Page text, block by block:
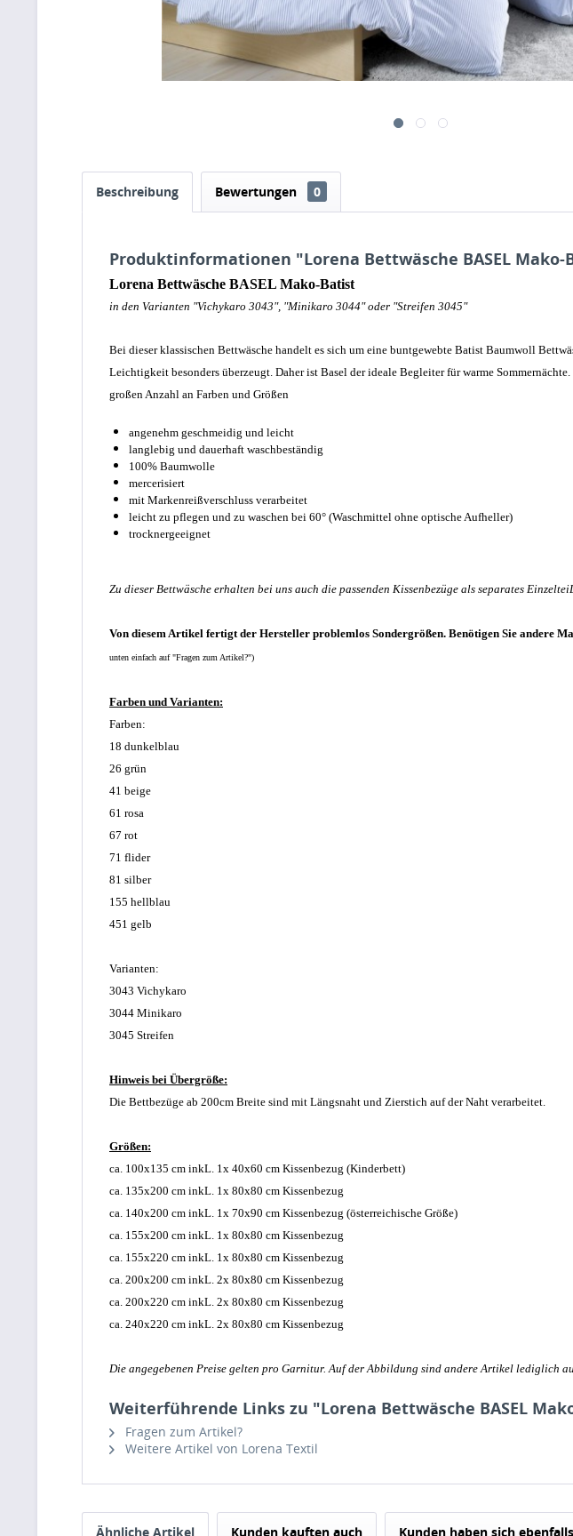
Beschreibung Bewertungen 0
Produktinformationen "Lorena Bettwäsche BASEL Mako-
Lorena Bettwäsche BASEL Mako-Batist
in den Varianten "Vichykaro 3043", "Minikaro 3044" oder "Streifen 3045"
Bei dieser klassischen Bettwäsche handelt es sich um eine buntgewebte Batist Baumwoll
Leichtigkeit besonders überzeugt. Daher ist Basel der ideale Begleiter für warme
großen Anzahl an Farben und Größen
angenehm geschmeidig und leicht
langlebig und dauerhaft waschbeständig
100% Baumwolle
mercerisiert
mit Markenreißverschluss verarbeitet
leicht zu pflegen und zu waschen bei 60° (Waschmittel ohne optische Aufheller)
trocknergeeignet
Zu dieser Bettwäsche erhalten bei uns auch die passenden Kissenbezüge als separates
Von diesem Artikel fertigt der Hersteller problemlos Sondergrößen. Benötigen Sie andere
unten einfach auf "Fragen zum Artikel?")
Farben und Varianten:
Farben:
18 dunkelblau
26 grün
41 beige
61 rosa
67 rot
71 flider
81 silber
155 hellblau
451 gelb
Varianten:
3043 Vichykaro
3044 Minikaro
3045 Streifen
Hinweis bei Übergröße:
Die Bettbezüge ab 200cm Breite sind mit Längsnaht und Zierstich auf der Naht verarbeitet.
Größen:
ca. 100x135 cm inkL. 1x 40x60 cm Kissenbezug (Kinderbett)
ca. 135x200 cm inkL. 1x 80x80 cm Kissenbezug
ca. 140x200 cm inkL. 1x 70x90 cm Kissenbezug (österreichische Größe)
ca. 155x200 cm inkL. 1x 80x80 cm Kissenbezug
ca. 155x220 cm inkL. 1x 80x80 cm Kissenbezug
ca. 200x200 cm inkL. 2x 80x80 cm Kissenbezug
ca. 200x220 cm inkL. 2x 80x80 cm Kissenbezug
ca. 240x220 cm inkL. 2x 80x80 cm Kissenbezug
Die angegebenen Preise gelten pro Garnitur. Auf der Abbildung sind andere Artikel lediglich
Weiterführende Links zu "Lorena Bettwäsche BASEL
Fragen zum Artikel?
Weitere Artikel von Lorena Textil
Ähnliche Artikel Kunden kauften auch Kunden haben sich